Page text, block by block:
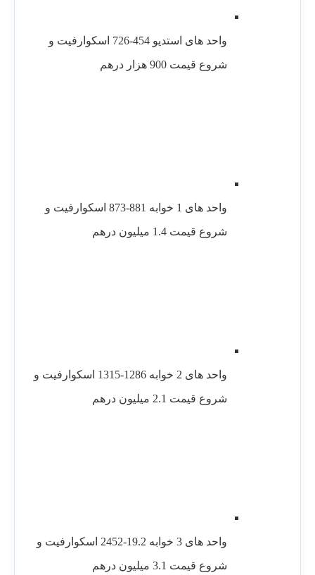
واحد های استدیو 454-726 اسکوارفیت و
شروع قیمت 900 هزار درهم
واحد های 1 خوابه 881-873 اسکوارفیت و
شروع قیمت 1.4 میلیون درهم
واحد های 2 خوابه 1286-1315 اسکوارفیت و
شروع قیمت 2.1 میلیون درهم
واحد های 3 خوابه 19.2-2452 اسکوارفیت و
شروع قیمت 3.1 میلیون درهم